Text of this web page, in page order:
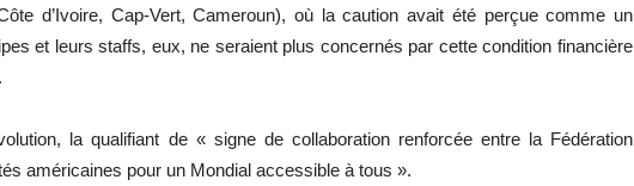
d’Ivoire, Cap-Vert, Cameroun), où la caution avait été perçue comme un
et leurs staffs, eux, ne seraient plus concernés par cette condition financière
la qualifiant de « signe de collaboration renforcée entre la Fédération
américaines pour un Mondial accessible à tous ».